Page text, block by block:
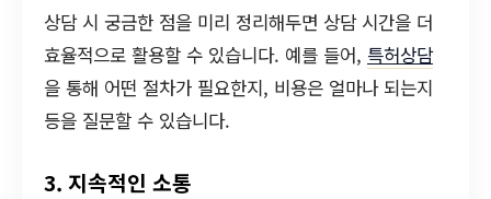
상담 시 궁금한 점을 미리 정리해두면 상담 시간을 더
효율적으로 활용할 수 있습니다. 예를 들어, 특허상담
을 통해 어떤 절차가 필요한지, 비용은 얼마나 되는지
등을 질문할 수 있습니다.
3. 지속적인 소통